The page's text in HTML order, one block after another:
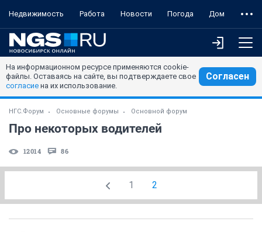
Недвижимость Работа Новости Погода Дом
На информационном ресурсе применяются cookie-
файлы. Оставаясь на сайте, вы подтверждаете свое
согласие на их использование.
Согласен
НГС.Форум Основные форумы Основной форум
Про некоторых водителей
12014 86
1 2